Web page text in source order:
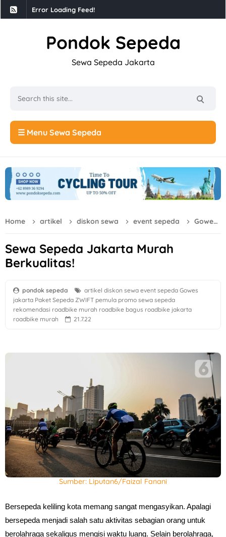
Error Loading Feed!
Pondok Sepeda
Sewa Sepeda Jakarta
☰ Menu Sewa Sepeda
Home artikel diskon sewa event sepeda Gowes
Sewa Sepeda Jakarta Murah
Berkualitas!
pondok sepeda artikel diskon sewa event sepeda Gowes
jakarta Paket Sepeda ZWIFT pemula promo sewa sepeda
rekomendasi roadbike murah roadbike bagus roadbike jakarta
roadbike murah
21.7.22
Sumber: Liputan6/Faizal Fanani
Bersepeda keliling kota memang sangat mengasyikan. Apalagi
bersepeda menjadi salah satu aktivitas sebagian orang untuk
berolahraga sekaligus mengisi waktu luang.